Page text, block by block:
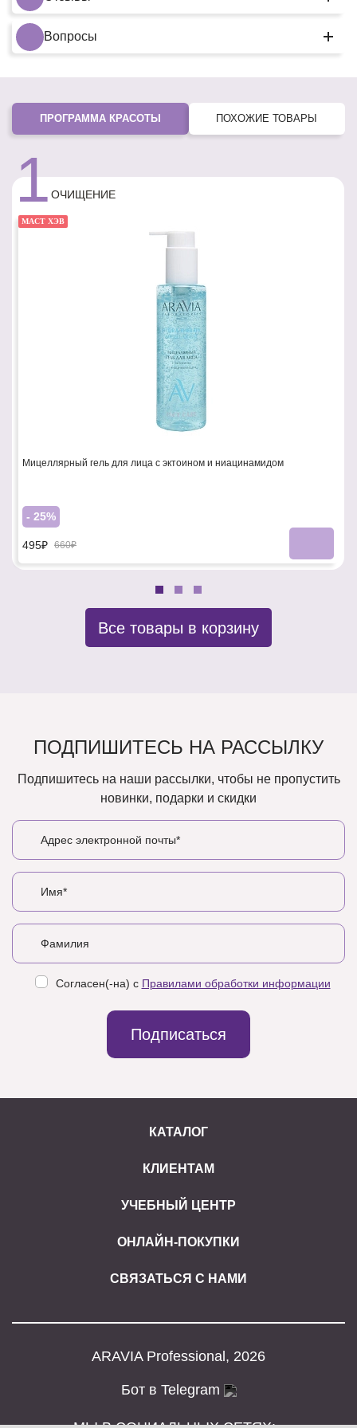
Вопросы
ПРОГРАММА КРАСОТЫ ПОХОЖИЕ ТОВАРЫ
1ОЧИЩЕНИЕ
МАСТ ХЭВ
Мицеллярный гель для лица с эктоином и ниацинамидом
- 25%
495₽ 660₽
Все товары в корзину
ПОДПИШИТЕСЬ НА РАССЫЛКУ
Подпишитесь на наши рассылки, чтобы не пропустить
новинки, подарки и скидки
Согласен(-на) с Правилами обработки информации
Подписаться
КАТАЛОГ
КЛИЕНТАМ
УЧЕБНЫЙ ЦЕНТР
ОНЛАЙН-ПОКУПКИ
СВЯЗАТЬСЯ С НАМИ
ARAVIA Professional, 2026
Бот в Telegram